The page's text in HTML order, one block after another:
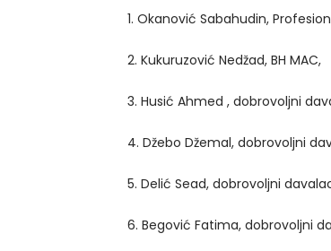
1. Okanović Sabahudin,
2. Kukuruzović Nedžad, BH MAC,
3. Husić Ahmed , dobrovoljni
4. Džebo Džemal, dobrovoljni
5. Delić Sead, dobrovoljni
6. Begović Fatima, dobrovoljni